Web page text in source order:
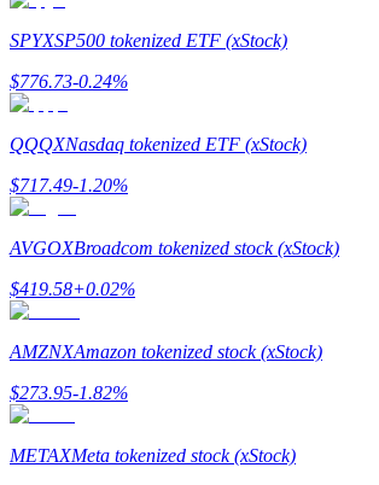
вознаграждения
Deposit CASHCAT & Win
Share 500000 CASHCAT prize pool
SPYXSP500 tokenized ETF (xStock)
$776.73-0.24%
QQQXNasdaq tokenized ETF (xStock)
$717.49-1.20%
AVGOXBroadcom tokenized stock (xStock)
$419.58+0.02%
AMZNXAmazon tokenized stock (xStock)
$273.95-1.82%
METAXMeta tokenized stock (xStock)